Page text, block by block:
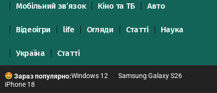
Мобільний зв’язок Кіно та ТБ Авто
Відеоігри life Огляди Статті Наука
Україна Статті
Зараз популярно:Windows 12
Samsung Galaxy S26
iPhone 18